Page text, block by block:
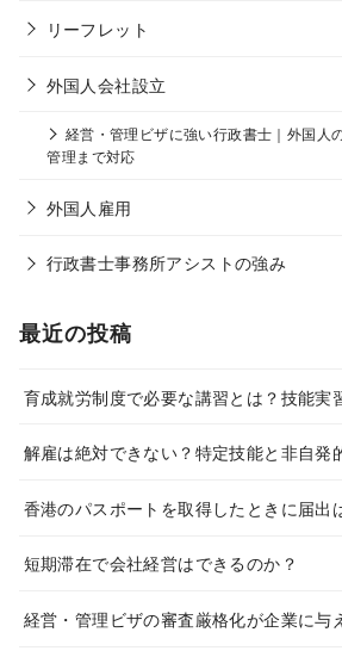
リーフレット
外国人会社設立
経営・管理ビザに強い行政書士｜外国人
管理まで対応
外国人雇用
行政書士事務所アシストの強み
最近の投稿
育成就労制度で必要な講習とは？技能実
解雇は絶対できない？特定技能と非自発
香港のパスポートを取得したときに届出
短期滞在で会社経営はできるのか？
経営・管理ビザの審査厳格化が企業に与